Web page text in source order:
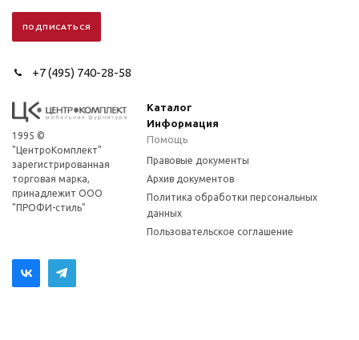
+7 (495) 740-28-58
1995 ©
"ЦентроКомплект"
зарегистрированная
торговая марка,
принадлежит ООО
"ПРОФИ-стиль"
Каталог
Информация
Помощь
Правовые документы
Архив документов
Политика обработки персональных
данных
Пользовательское соглашение